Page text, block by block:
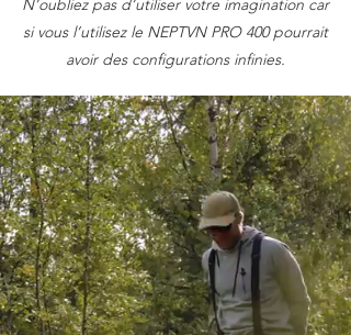
N’oubliez pas d’utiliser votre imagination car
si vous l’utilisez le NEPTVN PRO 400 pourrait
avoir des configurations infinies.